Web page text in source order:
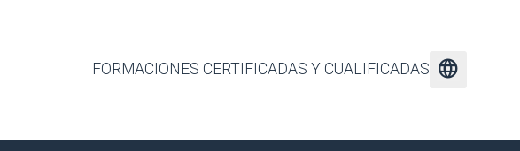
FORMACIONES CERTIFICADAS Y CUALIFICADAS language